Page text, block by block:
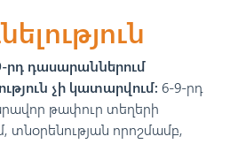
րդ դասարաններում
չի կատարվում։ 6-9-րդ
թափուր տեղերի
որոշմամբ,